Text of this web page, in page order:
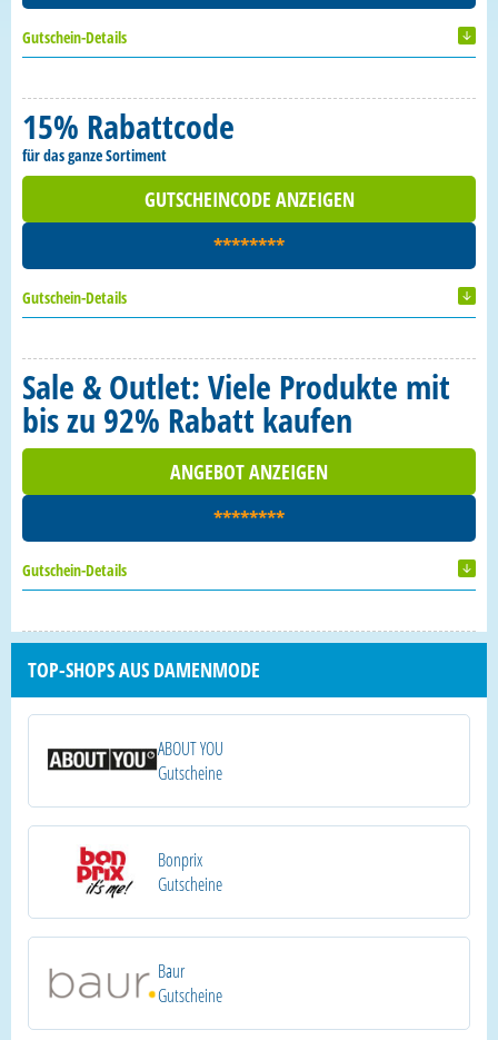
Gutschein-Details
15% Rabattcode
für das ganze Sortiment
GUTSCHEINCODE ANZEIGEN
********
Gutschein-Details
Sale & Outlet: Viele Produkte mit
bis zu 92% Rabatt kaufen
ANGEBOT ANZEIGEN
********
Gutschein-Details
TOP-SHOPS AUS DAMENMODE
ABOUT YOU
Gutscheine
Bonprix
Gutscheine
Baur
Gutscheine